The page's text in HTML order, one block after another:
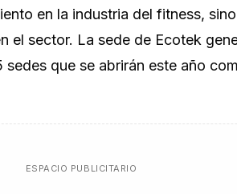
en la industria del fitness,
el sector. La sede de Ecotek
que se abrirán este año
ESPACIO PUBLICITARIO